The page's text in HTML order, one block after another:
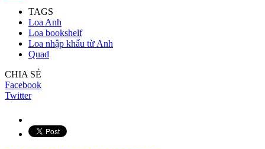
TAGS
Loa Anh
Loa bookshelf
Loa nhập khẩu từ Anh
Quad
CHIA SẺ
Facebook
Twitter